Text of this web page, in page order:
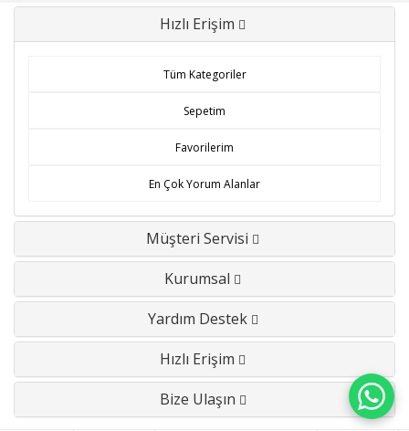
Hızlı Erişim
Tüm Kategoriler
Sepetim
Favorilerim
En Çok Yorum Alanlar
Müşteri Servisi
Kurumsal
Yardım Destek
Hızlı Erişim
Bize Ulaşın